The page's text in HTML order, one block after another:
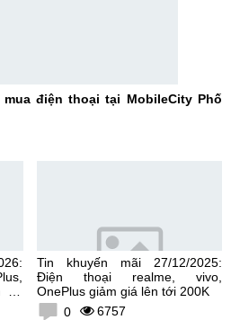
điện thoại tại MobileCity Phố
Tin khuyến mãi 27/12/2025:
Điện thoại realme, vivo,
OnePlus giảm giá lên tới 200K
0
6757